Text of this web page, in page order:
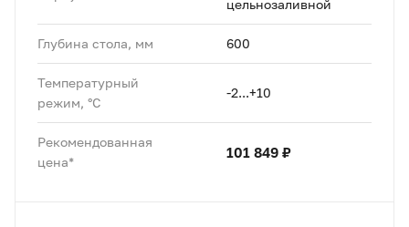
цельнозаливной
Глубина стола, мм 600
Температурный
режим, °C
-2...+10
Рекомендованная
цена*
101 849 ₽